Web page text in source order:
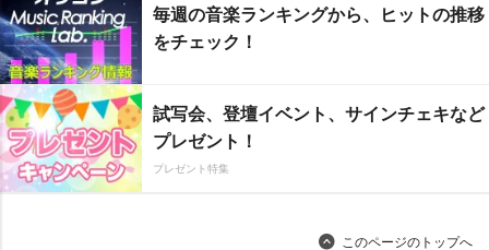
毎週の音楽ランキングから、ヒットの推移
をチェック！
試写会、登壇イベント、サインチェキなど
プレゼント！
プレゼント特集
このページのトップへ